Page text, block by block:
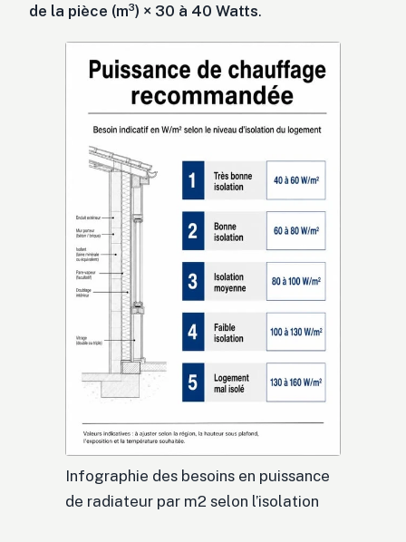
de la pièce (m³) × 30 à 40 Watts.
Infographie des besoins en puissance
de radiateur par m2 selon l’isolation